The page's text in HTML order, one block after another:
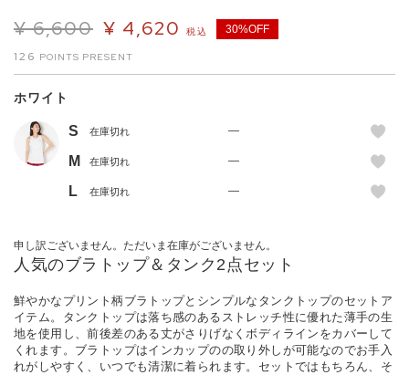
¥ 6,600 ¥ 4,620 税込 30%OFF
126
ホワイト
S 在庫切れ —
M 在庫切れ —
L 在庫切れ —
申し訳ございません。ただいま在庫がございません。
人気のブラトップ＆タンク2点セット
鮮やかなプリント柄ブラトップとシンプルなタンクトップのセットア
イテム。タンクトップは落ち感のあるストレッチ性に優れた薄手の生
地を使用し、前後差のある丈がさりげなくボディラインをカバーして
くれます。ブラトップはインカップのの取り外しが可能なのでお手入
れがしやすく、いつでも清潔に着られます。セットではもちろん、そ